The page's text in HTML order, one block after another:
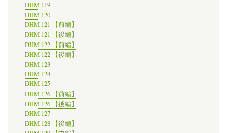
DHM 119
DHM 120
DHM 121 【前編】
DHM 121 【後編】
DHM 122 【前編】
DHM 122 【後編】
DHM 123
DHM 124
DHM 125
DHM 126 【前編】
DHM 126 【後編】
DHM 127
DHM 128 【後編】